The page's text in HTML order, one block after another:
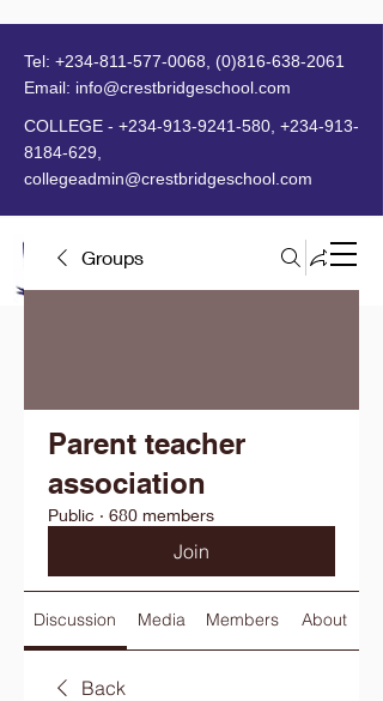
MENU
Tel: +234-811-577-0068
(0)816-638-2061
Email: info@crestbridgeschool.com
COLLEGE - +234-913-9241-580 +234-913-
8184-629
collegeadmin@crestbridgeschool.com
Groups
Parent teacher
association
Public · 680 members
Join
Discussion Media Members About
Back